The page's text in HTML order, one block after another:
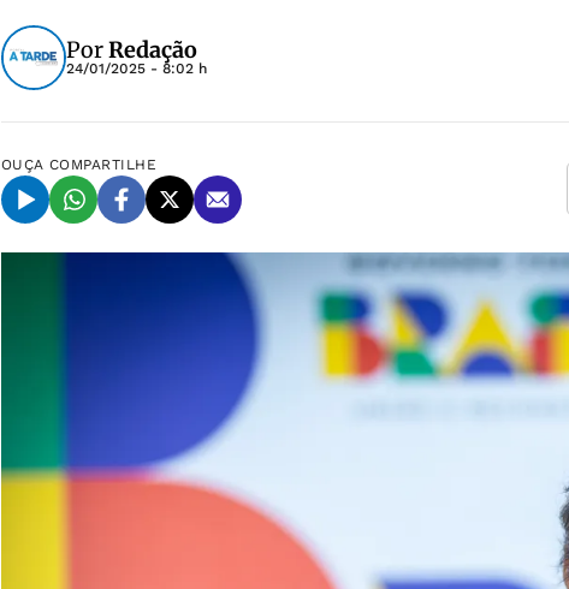
PorRedação
24/01/2025 - 8:02 h
OUÇA COMPARTILHE